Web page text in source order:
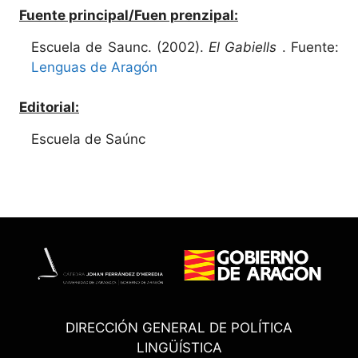
Fuente principal/Fuen prenzipal:
Escuela de Saunc. (2002). El Gabiells . Fuente:
Lenguas de Aragón
Editorial:
Escuela de Saúnc
DIRECCIÓN GENERAL DE POLÍTICA
LINGÜÍSTICA